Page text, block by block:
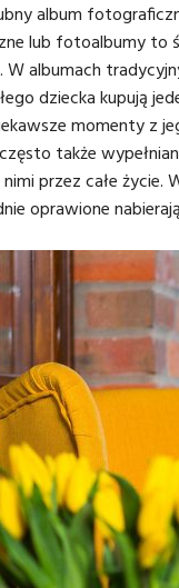
album
lub fotoalbumy to
W albumach
dziecka kupują
momenty z
także
przez całe życie.
oprawione